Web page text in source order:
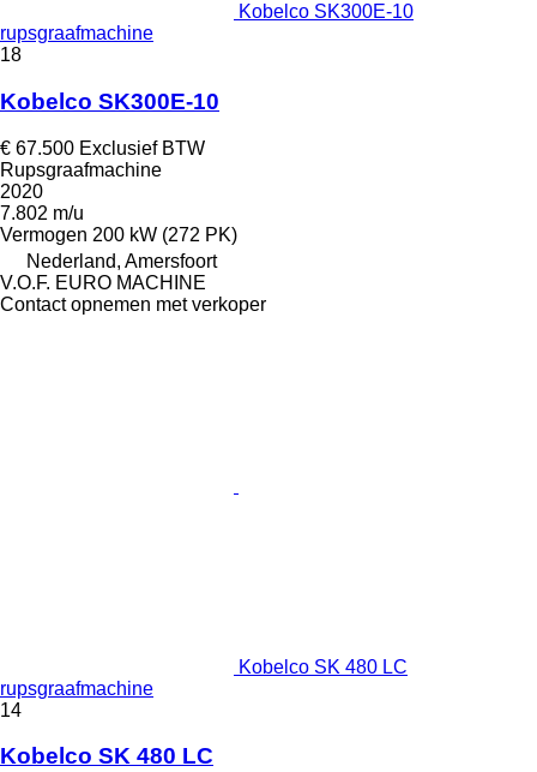
Kobelco SK300E-10
rupsgraafmachine
18
Kobelco SK300E-10
€ 67.500 Exclusief BTW
Rupsgraafmachine
2020
7.802 m/u
Vermogen 200 kW (272 PK)
Nederland, Amersfoort
V.O.F. EURO MACHINE
Contact opnemen met verkoper
Kobelco SK 480 LC
rupsgraafmachine
14
Kobelco SK 480 LC